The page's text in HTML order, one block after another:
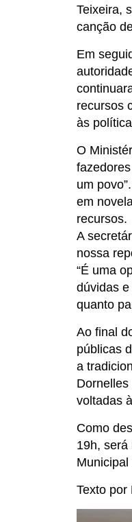
Teixeira,
canção
Em
recursos
às
O
um
em
recursos.
A
nossa
“É uma
dúvidas
quanto
Ao final
públicas
a
voltadas
Como
19h, será
Texto por